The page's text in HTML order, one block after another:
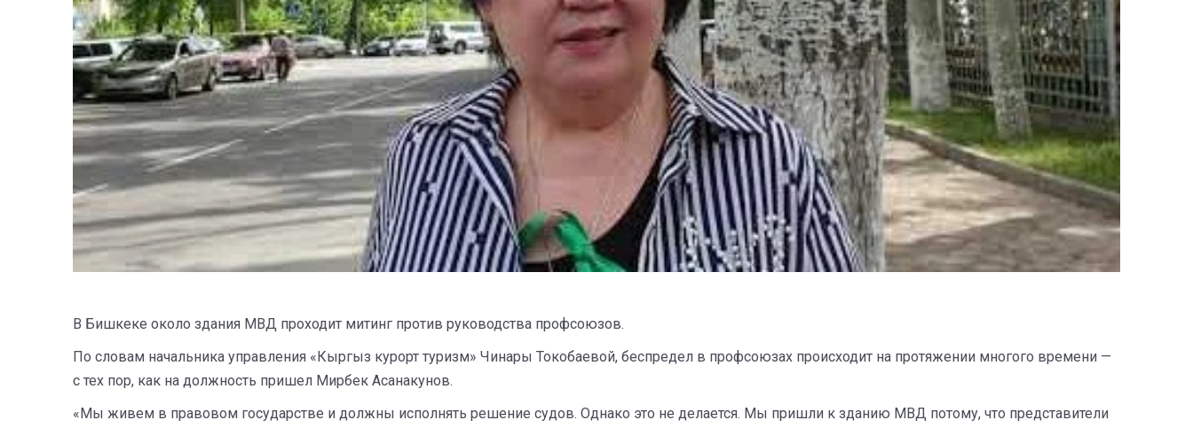
В Бишкеке около здания МВД проходит митинг против руководства профсоюзов.
По словам начальника управления «Кыргыз курорт туризм» Чинары Токобаевой, беспредел в профсоюзах происходит на протяжении многого времени —
с тех пор, как на должность пришел Мирбек Асанакунов.
«Мы живем в правовом государстве и должны исполнять решение судов. Однако это не делается. Мы пришли к зданию МВД потому, что представители